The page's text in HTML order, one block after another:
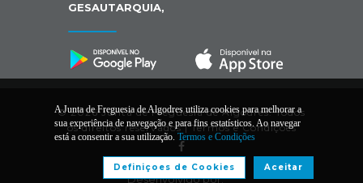
GESAUTARQUIA,
© 2026 Junta de Freguesia de Algodres. Todos
os direitos reservados |Termos e Condições
Desenvolvido por:
A Junta de Freguesia de Algodres utiliza cookies para melhorar a
sua experiência de navegação e para fins estatísticos. Ao navegar
está a consentir a sua utilização. Termos e Condições
Aceitar
Definiçoes de Cookies